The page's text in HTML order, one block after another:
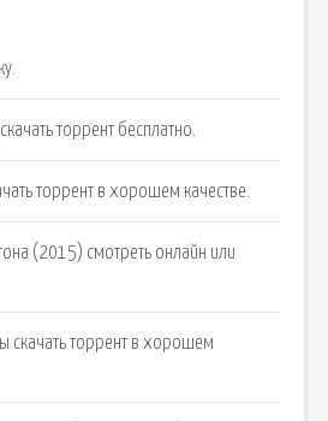
торрент бесплатно.
торрент в хорошем качестве.
(2015) смотреть онлайн или
скачать торрент в хорошем